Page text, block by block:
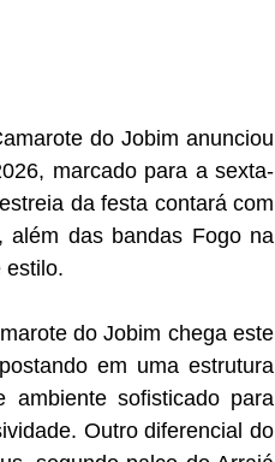
do Jobim anunciou
marcado para a sexta-
da festa contará com
além das bandas Fogo na
estilo.
do Jobim chega este
em uma estrutura
ambiente sofisticado para
Outro diferencial do